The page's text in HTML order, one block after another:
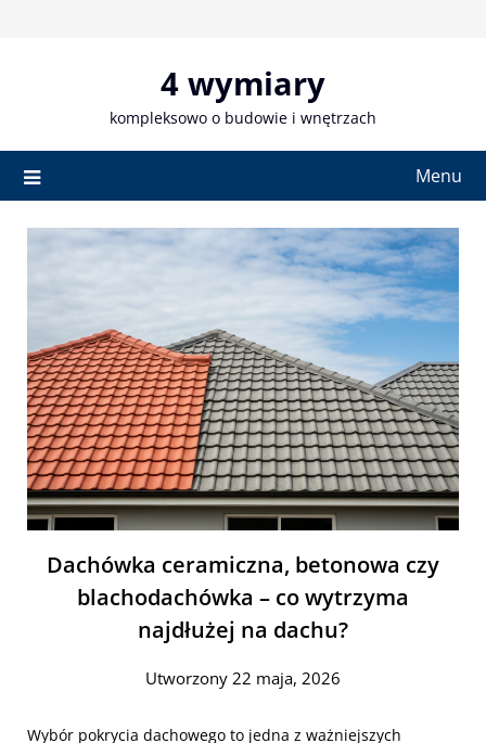
4 wymiary
kompleksowo o budowie i wnętrzach
Menu
Dachówka ceramiczna, betonowa czy
blachodachówka – co wytrzyma
najdłużej na dachu?
Utworzony 22 maja, 2026
Wybór pokrycia dachowego to jedna z ważniejszych